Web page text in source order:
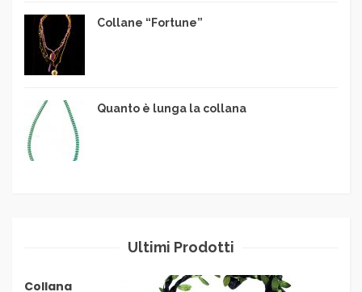
Collane “Fortune”
Quanto è lunga la collana
Ultimi Prodotti
Collana